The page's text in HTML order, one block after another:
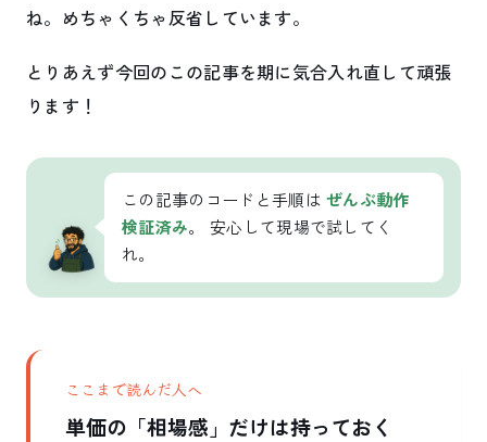
ね。めちゃくちゃ反省しています。
とりあえず今回のこの記事を期に気合入れ直して頑張
ります！
この記事のコードと手順はぜんぶ動作
検証済み。 安心して現場で試してく
れ。
ここまで読んだ人へ
単価の「相場感」だけは持っておく